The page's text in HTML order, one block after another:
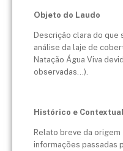
Objeto do Laudo
Descrição clara do que
análise da laje de
Natação Água Viva
observadas...).
Histórico e
Relato breve da
informações passadas